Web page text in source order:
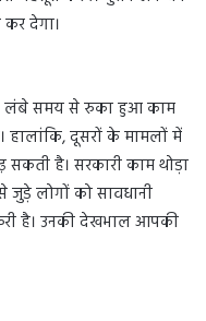
देगा।
लंबे समय से रुका हुआ काम
दूसरों के मामलों में
है। सरकारी काम थोड़ा
जुड़े लोगों को सावधानी
है। उनकी देखभाल आपकी